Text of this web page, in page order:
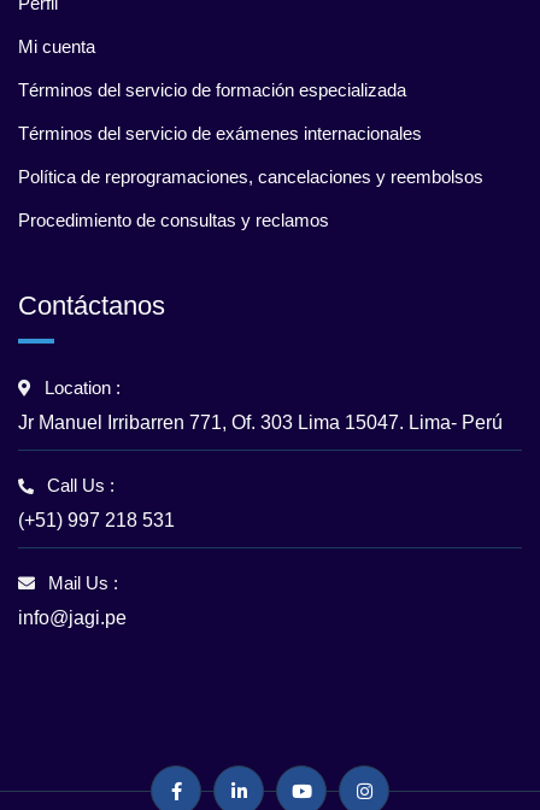
Mi cuenta
Términos del servicio de formación especializada
Términos del servicio de exámenes internacionales
Política de reprogramaciones, cancelaciones y reembolsos
Procedimiento de consultas y reclamos
Contáctanos
Location :
Jr Manuel Irribarren 771, Of. 303 Lima 15047. Lima- Perú
Call Us :
(+51) 997 218 531
Mail Us :
info@jagi.pe